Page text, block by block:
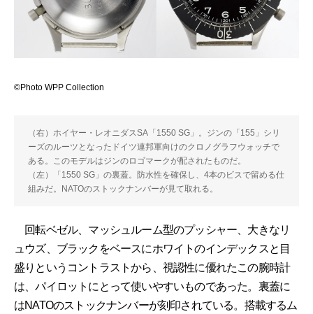
©Photo WPP Collection
（右）ホイヤー・レオニダスSA「1550 SG」。ジンの「155」シリ
ーズのルーツとなったドイツ連邦軍向けのクロノグラフウォッチで
ある。このモデルはジンのロゴマークが配されたものだ。
（左）「1550 SG」の裏蓋。防水性を確保し、4本のビスで留める仕
組みだ。NATOのストックナンバーが見て取れる。
回転ベゼル、マッシュルーム型のプッシャー、大きなリ
ュウズ、ブラックをベースにホワイトのインデックスと目
盛りというコントラストから、視認性に優れたこの腕時計
は、パイロットにとって使いやすいものであった。裏蓋に
はNATOのストックナンバーが刻印されている。搭載するム